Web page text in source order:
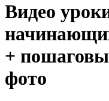
Видео
+
фото